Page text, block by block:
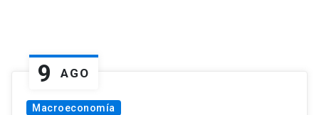
9 AGO
Macroeconomía